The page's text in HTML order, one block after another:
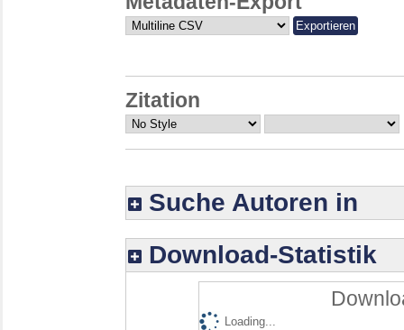
Zitation
Suche Autoren in
Download-Statistik
Loading...